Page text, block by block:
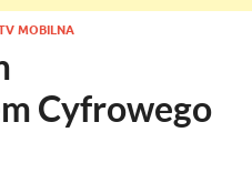
MOBILNA
Cyfrowego